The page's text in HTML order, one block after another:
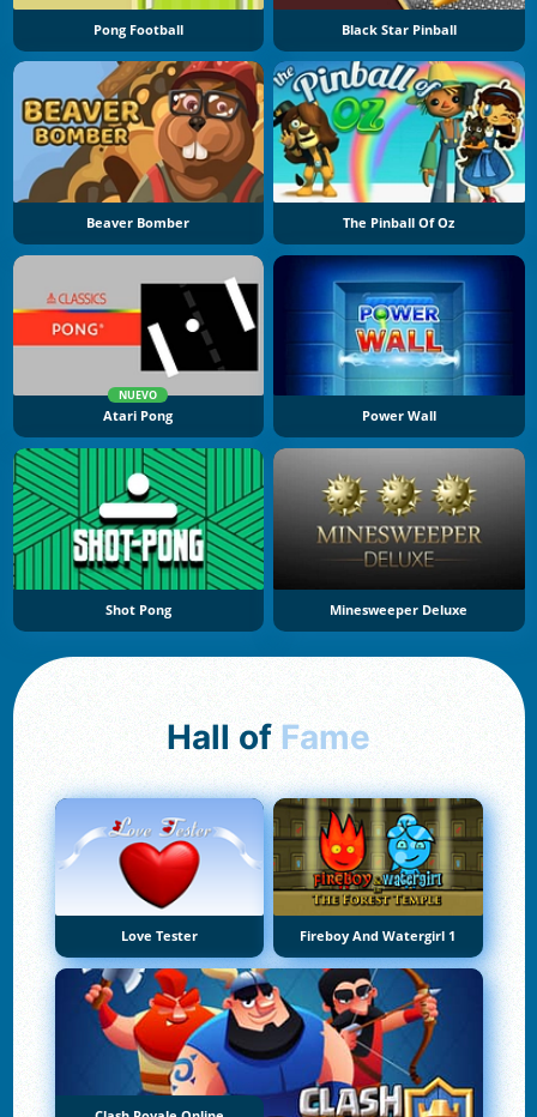
Pong Football Black Star Pinball
Beaver Bomber The Pinball Of Oz
NUEVO
Atari Pong Power Wall
Shot Pong Minesweeper Deluxe
Hall of Fame
Love Tester Fireboy And Watergirl 1